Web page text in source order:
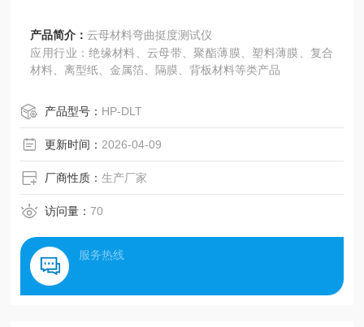
产品简介： 云母材料弯曲挺度测试仪
应用行业：绝缘材料、云母带、聚酯薄膜、塑料薄膜、复合
材料、离型纸、金属箔、隔膜、背板材料等类产品
产品型号： HP-DLT
更新时间： 2026-04-09
厂商性质：生产厂家
访问量：70
服务热线